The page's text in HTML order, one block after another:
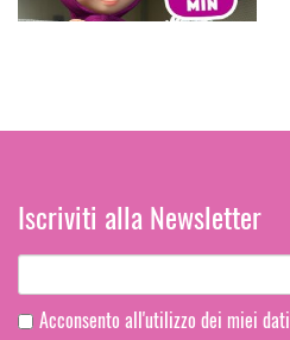
Iscriviti alla Newsletter
Acconsento all'utilizzo dei miei dati